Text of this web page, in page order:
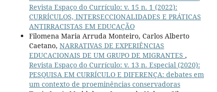
Revista Espaço do Currículo: v. 15 n. 1 (2022):
CURRÍCULOS, INTERSECCIONALIDADES E PRÁTICAS
ANTIRRACISTAS EM EDUCAÇÃO
Filomena Maria Arruda Monteiro, Carlos Alberto
Caetano, NARRATIVAS DE EXPERIÊNCIAS
EDUCACIONAIS DE UM GRUPO DE MIGRANTES ,
Revista Espaço do Currículo: v. 13 n. Especial (2020):
PESQUISA EM CURRÍCULO E DIFERENÇA: debates em
um contexto de proeminências conservadoras